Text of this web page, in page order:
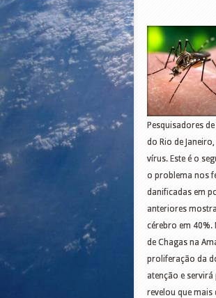
Pesquisadores
do Rio de
vírus. Este é o
o problema nos
danificadas em
anteriores
cérebro em
de Chagas na
proliferação da
atenção e
revelou que mais